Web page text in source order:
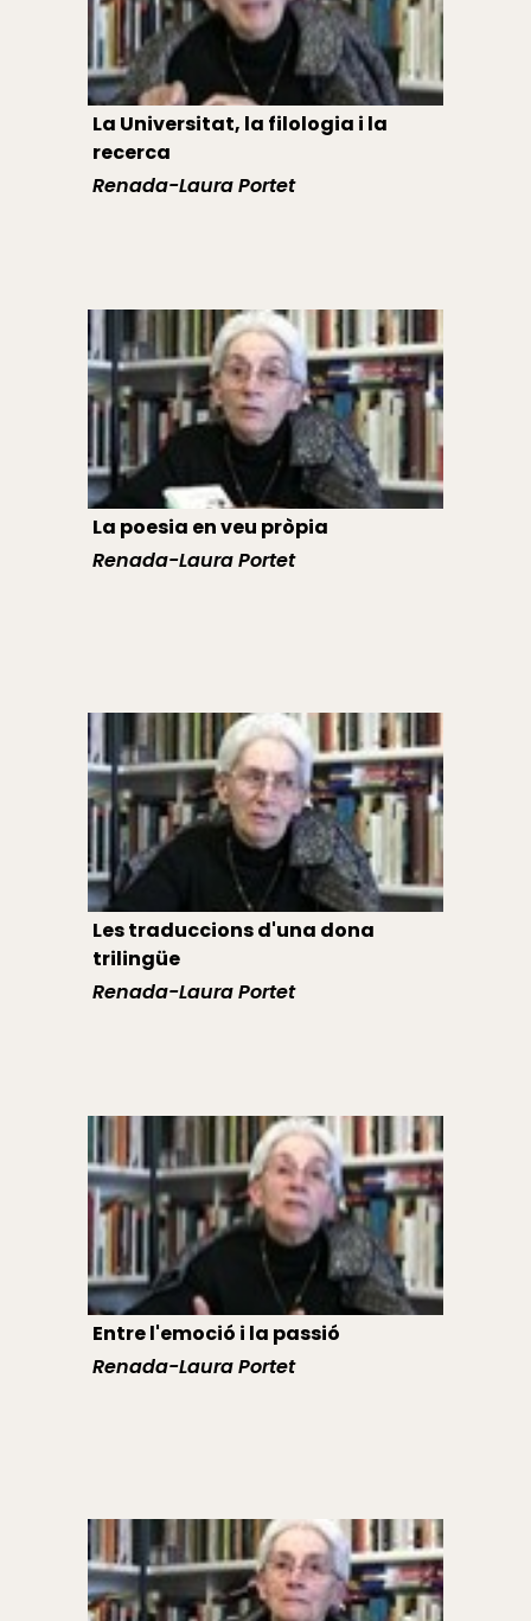
La Universitat, la filologia i la
recerca
Renada-Laura Portet
La poesia en veu pròpia
Renada-Laura Portet
Les traduccions d'una dona
trilingüe
Renada-Laura Portet
Entre l'emoció i la passió
Renada-Laura Portet